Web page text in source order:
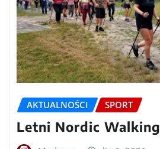
AKTUALNOŚCI SPORT
Letni Nordic Walking